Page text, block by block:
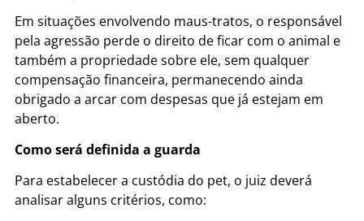
Em situações envolvendo maus-tratos, o responsável
pela agressão perde o direito de ficar com o animal e
também a propriedade sobre ele, sem qualquer
compensação financeira, permanecendo ainda
obrigado a arcar com despesas que já estejam em
aberto.
Como será definida a guarda
Para estabelecer a custódia do pet, o juiz deverá
analisar alguns critérios, como: